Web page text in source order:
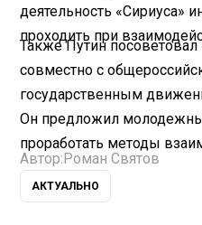
деятельность «Сириуса»
проходить при
Также Путин посоветовал
совместно с
государственным
Он предложил
проработать методы
Автор: Роман Святов
АКТУАЛЬНО